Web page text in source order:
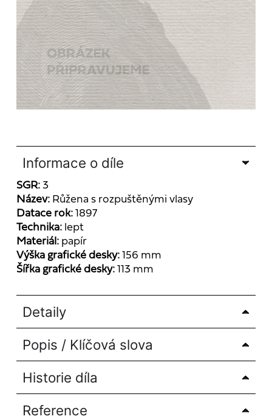
Informace o díle
SGR: 3
Název: Růžena s rozpuštěnými vlasy
Datace rok: 1897
Technika: lept
Materiál: papír
Výška grafické desky: 156 mm
Šířka grafické desky: 113 mm
Detaily
Popis / Klíčová slova
Historie díla
Reference